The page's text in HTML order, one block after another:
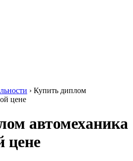
› Купить диплом
цене
автомеханика
цене